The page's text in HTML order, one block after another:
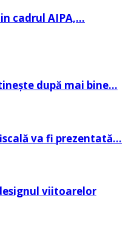
cadrul AIPA,…
după mai bine…
va fi prezentată…
viitoarelor